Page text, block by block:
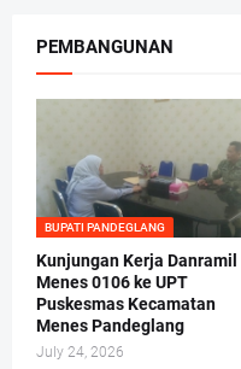
PEMBANGUNAN
BUPATI PANDEGLANG
Kunjungan Kerja Danramil
Menes 0106 ke UPT
Puskesmas Kecamatan
Menes Pandeglang
July 24, 2026